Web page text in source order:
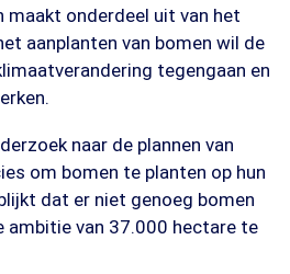
maakt onderdeel uit van het
aanplanten van bomen wil de
tegengaan en
naar de plannen van
om bomen te planten op hun
dat er niet genoeg bomen
ambitie van 37.000 hectare te